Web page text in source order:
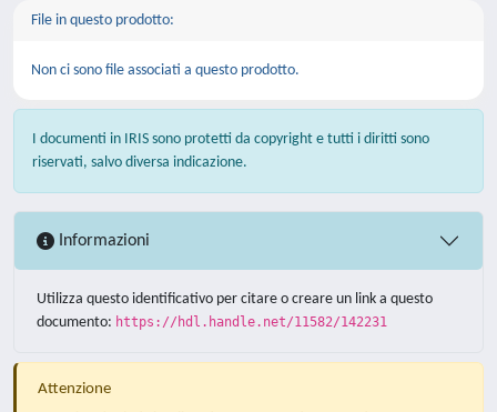
File in questo prodotto:
Non ci sono file associati a questo prodotto.
I documenti in IRIS sono protetti da copyright e tutti i diritti sono
riservati, salvo diversa indicazione.
Informazioni
Utilizza questo identificativo per citare o creare un link a questo
documento: https://hdl.handle.net/11582/142231
Attenzione